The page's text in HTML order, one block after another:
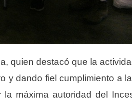
quien destacó que la
y dando fiel cumplimiento a
máxima autoridad del